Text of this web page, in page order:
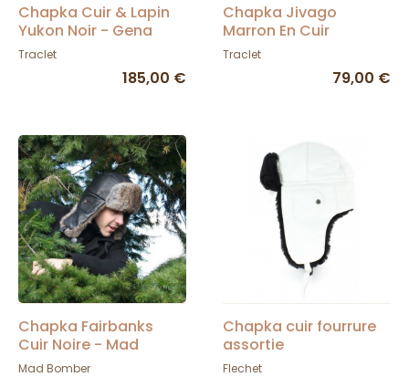
Chapka Cuir & Lapin
Yukon Noir - Gena
Traclet
185,00 €
Chapka Jivago
Marron En Cuir
Véritable Avec
Traclet
79,00 €
Chapka Fairbanks
Cuir Noire - Mad
Bomber
Mad Bomber
Chapka cuir fourrure
assortie
Flechet